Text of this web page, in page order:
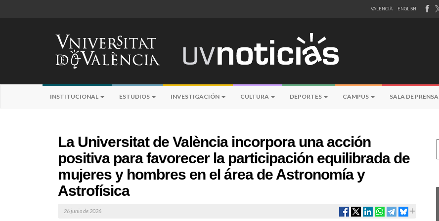
VALENCIÀ ENGLISH
INSTITUCIONAL ESTUDIOS INVESTIGACIÓN CULTURA DEPORTES CAMPUS SALA DE PRENSA
La Universitat de València incorpora una acción
positiva para favorecer la participación equilibrada de
mujeres y hombres en el área de Astronomía y
Astrofísica
26 junio de 2026